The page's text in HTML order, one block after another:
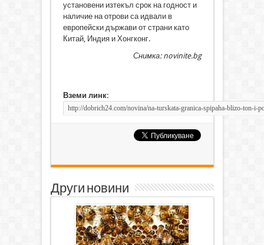
установени изтекъл срок на годност и
наличие на отрови са идвали в
европейски държави от страни като
Китай, Индия и Хонгконг.
Снимка: novinite.bg
Вземи линк:
Други новини